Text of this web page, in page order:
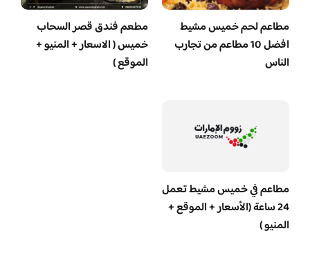
مطاعم لحم خميس مشيط
افضل 10 مطاعم من تجارب
الناس
مطعم فندق قصر السحاب
خميس ( الاسعار + المنيو +
الموقع )
مطاعم في خميس مشيط تعمل
24 ساعة (الأسعار + الموقع +
المنيو )